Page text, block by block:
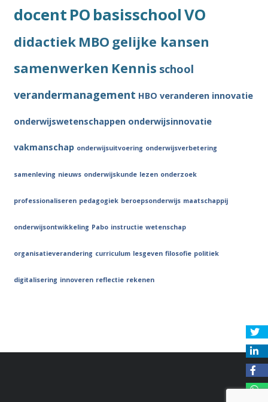
docent PO basisschoolVO
didactiek MBO gelijke kansen
samenwerken Kennis school
verandermanagement HBO veranderen innovatie
onderwijswetenschappen onderwijsinnovatie
vakmanschap onderwijsuitvoering onderwijsverbetering
samenleving nieuws onderwijskunde lezen onderzoek
professionaliseren pedagogiek beroepsonderwijs maatschappij
onderwijsontwikkeling Pabo instructie wetenschap
organisatieverandering curriculum lesgeven filosofie politiek
digitalisering innoveren reflectie rekenen